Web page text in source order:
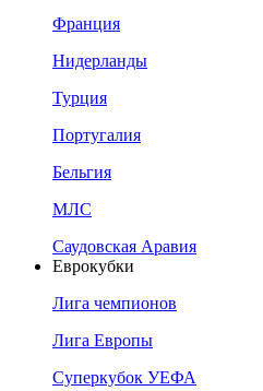
Франция
Нидерланды
Турция
Португалия
Бельгия
МЛС
Саудовская Аравия
Еврокубки
Лига чемпионов
Лига Европы
Суперкубок УЕФА